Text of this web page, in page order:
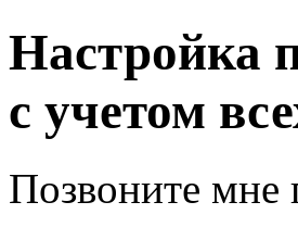
Настройка
с учетом
Позвоните мне